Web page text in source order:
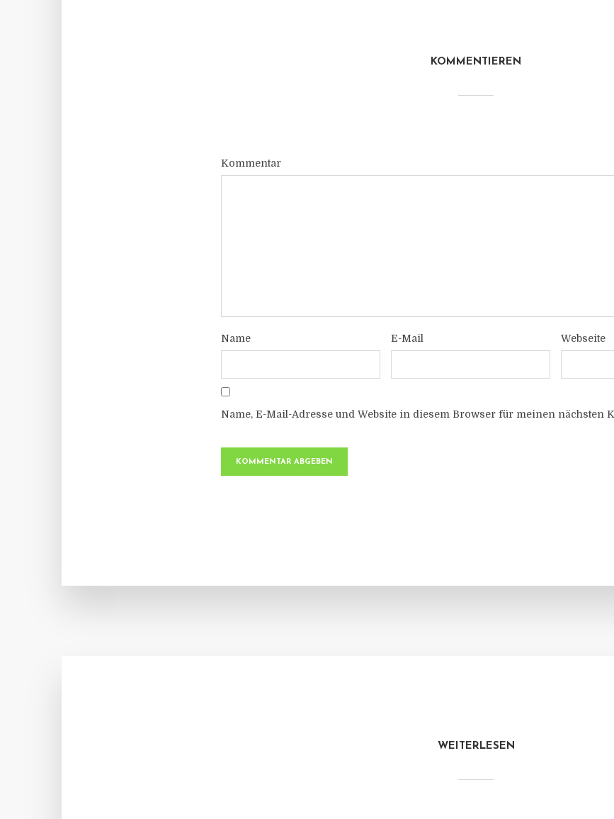
KOMMENTIEREN
Kommentar
Name E-Mail Webseite
Name, E-Mail-Adresse und Website in diesem Browser für meinen nächsten
WEITERLESEN